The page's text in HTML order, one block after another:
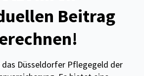
Beitrag
das Düsseldorfer Pflegegeld der